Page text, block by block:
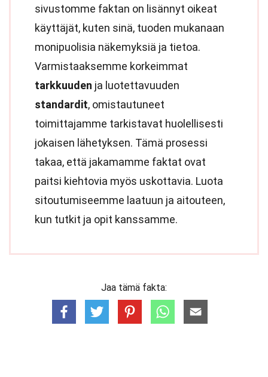
sivustomme faktan on lisännyt oikeat
käyttäjät, kuten sinä, tuoden mukanaan
monipuolisia näkemyksiä ja tietoa.
Varmistaaksemme korkeimmat
tarkkuuden ja luotettavuuden
standardit, omistautuneet
toimittajamme tarkistavat huolellisesti
jokaisen lähetyksen. Tämä prosessi
takaa, että jakamamme faktat ovat
paitsi kiehtovia myös uskottavia. Luota
sitoutumiseemme laatuun ja aitouteen,
kun tutkit ja opit kanssamme.
Jaa tämä fakta: